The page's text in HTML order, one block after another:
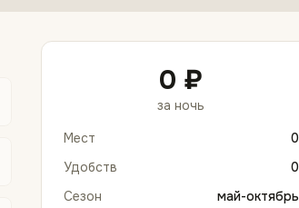
0 ₽
за ночь
Мест
0
Удобств
0
Сезон
май-октябрь